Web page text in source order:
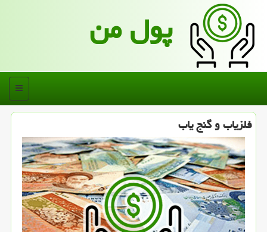
پول من
منو
فلزیاب و گنج یاب